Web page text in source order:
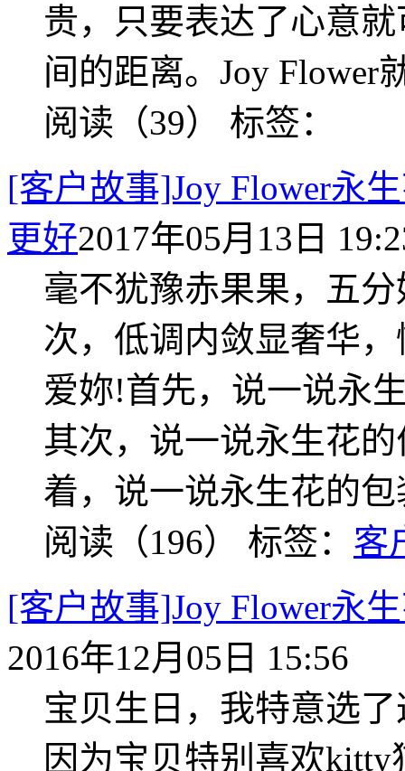
贵，只要表达了心意
间的距离。Joy Flower
阅读（39） 标签：
[客户故事]Joy Flower永
更好2017年05月13日
毫不犹豫赤果果，五
次，低调内敛显奢华
爱妳!首先，说一说永
其次，说一说永生花
着，说一说永生花的
阅读（196） 标签： 客
[客户故事]Joy Flower永
2016年12月05日 15:56
宝贝生日，我特意选
因为宝贝特别喜欢